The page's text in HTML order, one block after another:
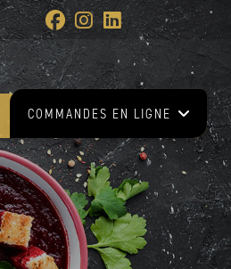
COMMANDES EN LIGNE